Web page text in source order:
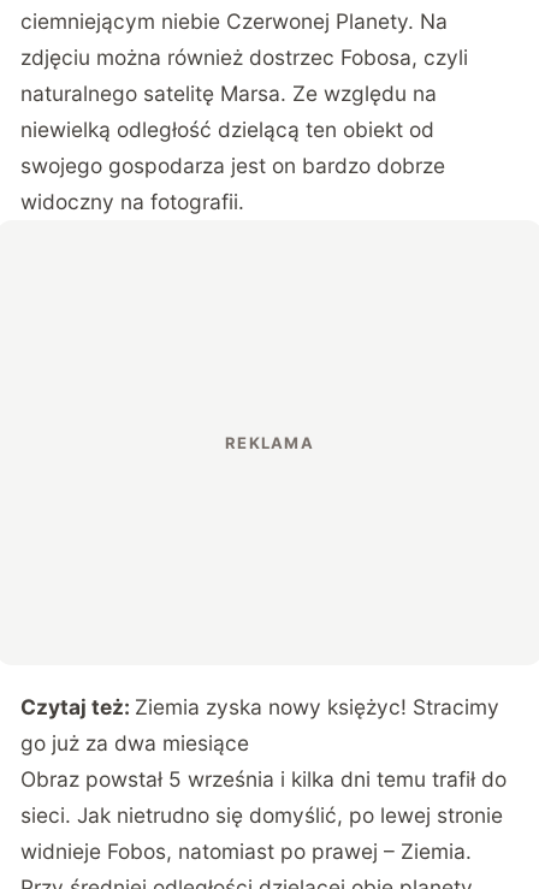
ciemniejącym niebie Czerwonej Planety. Na
zdjęciu można również dostrzec Fobosa, czyli
naturalnego satelitę Marsa. Ze względu na
niewielką odległość dzielącą ten obiekt od
swojego gospodarza jest on bardzo dobrze
widoczny na fotografii.
Czytaj też: Ziemia zyska nowy księżyc! Stracimy
go już za dwa miesiące
Obraz powstał 5 września i kilka dni temu trafił do
sieci. Jak nietrudno się domyślić, po lewej stronie
widnieje Fobos, natomiast po prawej – Ziemia.